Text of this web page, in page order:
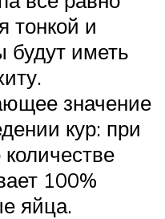
тонкой и
будут иметь
значение
кур: при
100%
яйца.